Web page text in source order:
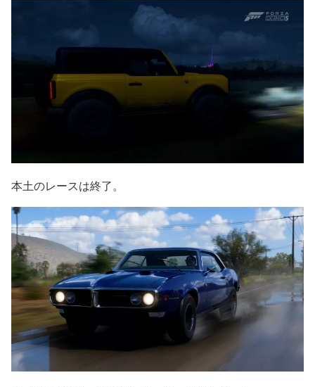
本土のレースは終了。